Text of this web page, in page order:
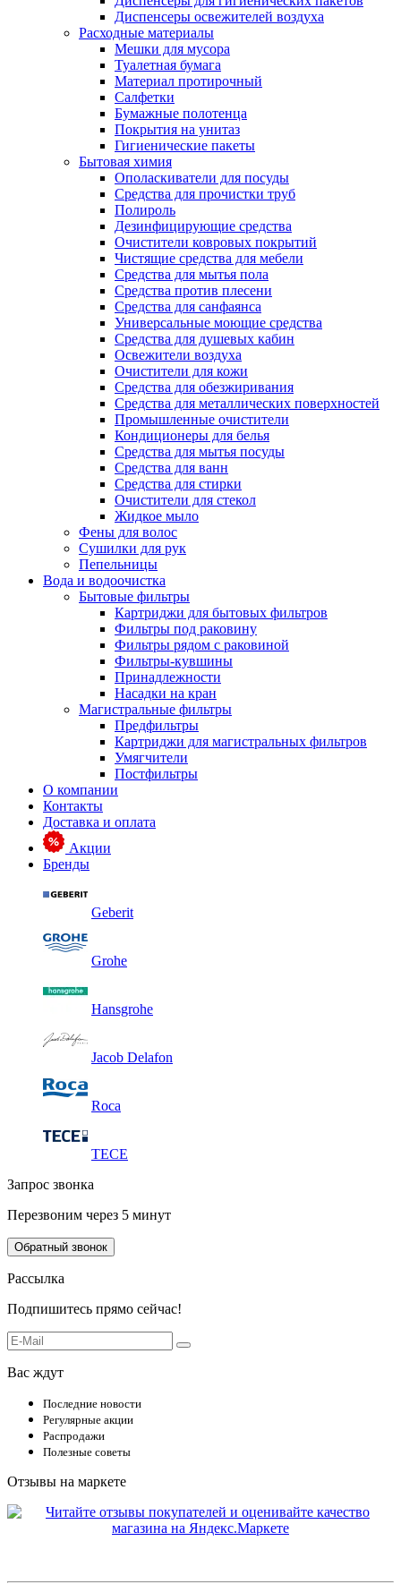
Диспенсеры освежителей воздуха
Расходные материалы
Мешки для мусора
Туалетная бумага
Материал протирочный
Салфетки
Бумажные полотенца
Покрытия на унитаз
Гигиенические пакеты
Бытовая химия
Ополаскиватели для посуды
Средства для прочистки труб
Полироль
Дезинфицирующие средства
Очистители ковровых покрытий
Чистящие средства для мебели
Средства для мытья пола
Средства против плесени
Средства для санфаянса
Универсальные моющие средства
Средства для душевых кабин
Освежители воздуха
Очистители для кожи
Средства для обезжиривания
Средства для металлических поверхностей
Промышленные очистители
Кондиционеры для белья
Средства для мытья посуды
Средства для ванн
Средства для стирки
Очистители для стекол
Жидкое мыло
Фены для волос
Сушилки для рук
Пепельницы
Вода и водоочистка
Бытовые фильтры
Картриджи для бытовых фильтров
Фильтры под раковину
Фильтры рядом с раковиной
Фильтры-кувшины
Принадлежности
Насадки на кран
Магистральные фильтры
Предфильтры
Картриджи для магистральных фильтров
Умягчители
Постфильтры
О компании
Контакты
Доставка и оплата
Акции
Бренды
Geberit
Grohe
Hansgrohe
Jacob Delafon
Roca
TECE
Запрос звонка
Перезвоним через 5 минут
Обратный звонок
Рассылка
Подпишитесь прямо сейчас!
Вас ждут
Последние новости
Регулярные акции
Распродажи
Полезные советы
Отзывы на маркете